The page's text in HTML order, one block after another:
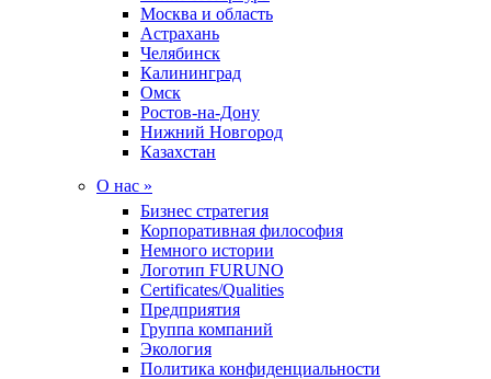
Москва и область
Астрахань
Челябинск
Калининград
Омск
Ростов-на-Дону
Нижний Новгород
Казахстан
О нас »
Бизнес стратегия
Корпоративная философия
Немного истории
Логотип FURUNO
Certificates/Qualities
Предприятия
Группа компаний
Экология
Политика конфиденциальности